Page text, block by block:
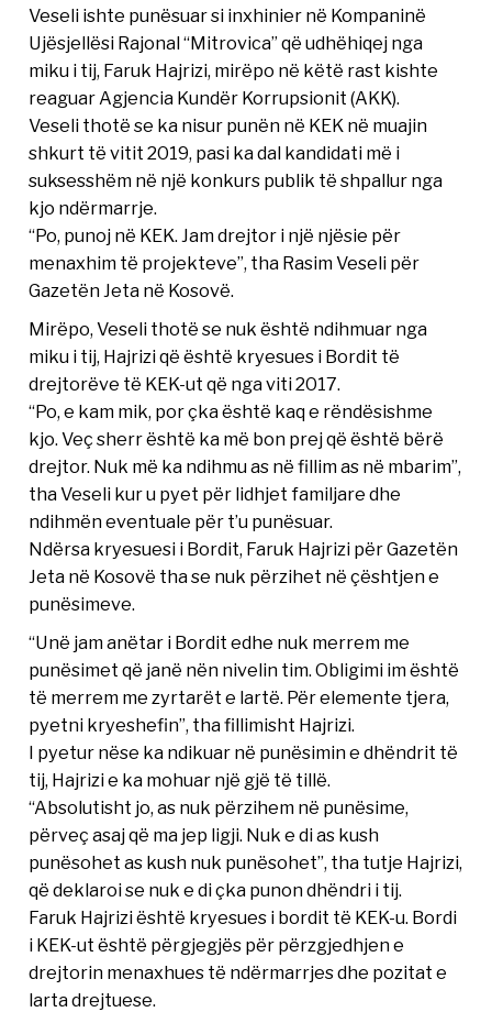
Veseli ishte punësuar si inxhinier në Kompaninë
Ujësjellësi Rajonal “Mitrovica” që udhëhiqej nga
miku i tij, Faruk Hajrizi, mirëpo në këtë rast kishte
reaguar Agjencia Kundër Korrupsionit (AKK).
Veseli thotë se ka nisur punën në KEK në muajin
shkurt të vitit 2019, pasi ka dal kandidati më i
suksesshëm në një konkurs publik të shpallur nga
kjo ndërmarrje.
“Po, punoj në KEK. Jam drejtor i një njësie për
menaxhim të projekteve”, tha Rasim Veseli për
Gazetën Jeta në Kosovë.
Mirëpo, Veseli thotë se nuk është ndihmuar nga
miku i tij, Hajrizi që është kryesues i Bordit të
drejtorëve të KEK-ut që nga viti 2017.
“Po, e kam mik, por çka është kaq e rëndësishme
kjo. Veç sherr është ka më bon prej që është bërë
drejtor. Nuk më ka ndihmu as në fillim as në mbarim”,
tha Veseli kur u pyet për lidhjet familjare dhe
ndihmën eventuale për t’u punësuar.
Ndërsa kryesuesi i Bordit, Faruk Hajrizi për Gazetën
Jeta në Kosovë tha se nuk përzihet në çështjen e
punësimeve.
“Unë jam anëtar i Bordit edhe nuk merrem me
punësimet që janë nën nivelin tim. Obligimi im është
të merrem me zyrtarët e lartë. Për elemente tjera,
pyetni kryeshefin”, tha fillimisht Hajrizi.
I pyetur nëse ka ndikuar në punësimin e dhëndrit të
tij, Hajrizi e ka mohuar një gjë të tillë.
“Absolutisht jo, as nuk përzihem në punësime,
përveç asaj që ma jep ligji. Nuk e di as kush
punësohet as kush nuk punësohet”, tha tutje Hajrizi,
që deklaroi se nuk e di çka punon dhëndri i tij.
Faruk Hajrizi është kryesues i bordit të KEK-u. Bordi
i KEK-ut është përgjegjës për përzgjedhjen e
drejtorin menaxhues të ndërmarrjes dhe pozitat e
larta drejtuese.